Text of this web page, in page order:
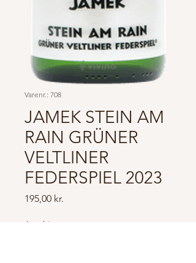
Varenr.: 708
JAMEK STEIN AM
RAIN GRÜNER
VELTLINER
FEDERSPIEL 2023
195,00 kr.
Antal *